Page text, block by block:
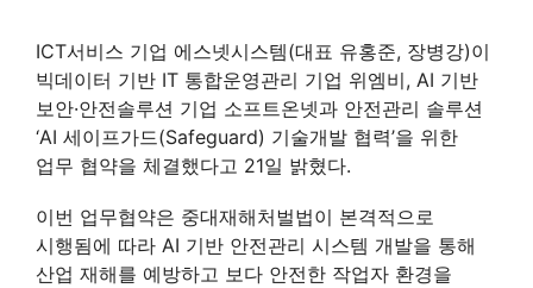
ICT서비스 기업 에스넷시스템(대표 유홍준, 장병강)이
빅데이터 기반 IT 통합운영관리 기업 위엠비, AI 기반
보안·안전솔루션 기업 소프트온넷과 안전관리 솔루션
‘AI 세이프가드(Safeguard) 기술개발 협력’을 위한
업무 협약을 체결했다고 21일 밝혔다.
이번 업무협약은 중대재해처벌법이 본격적으로
시행됨에 따라 AI 기반 안전관리 시스템 개발을 통해
산업 재해를 예방하고 보다 안전한 작업자 환경을